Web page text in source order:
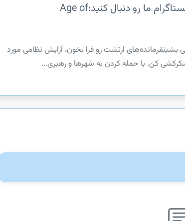
اطلاع از تخفیف‌ها، رویدادها و آموزش بازی، اینستاگرام ما رو دنبال کنید:‏Age of
ارتشت رو فرا بخون، آرایش نظامی مورد
کن. با حمله کردن به شهرها و رهبری...